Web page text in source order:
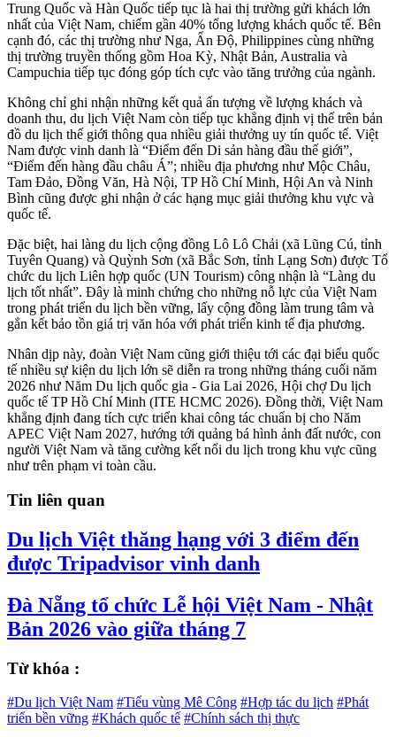
Trung Quốc và Hàn Quốc tiếp tục là hai thị trường gửi khách lớn
nhất của Việt Nam, chiếm gần 40% tổng lượng khách quốc tế. Bên
cạnh đó, các thị trường như Nga, Ấn Độ, Philippines cùng những
thị trường truyền thống gồm Hoa Kỳ, Nhật Bản, Australia và
Campuchia tiếp tục đóng góp tích cực vào tăng trưởng của ngành.
Không chỉ ghi nhận những kết quả ấn tượng về lượng khách và
doanh thu, du lịch Việt Nam còn tiếp tục khẳng định vị thế trên bản
đồ du lịch thế giới thông qua nhiều giải thưởng uy tín quốc tế. Việt
Nam được vinh danh là “Điểm đến Di sản hàng đầu thế giới”,
“Điểm đến hàng đầu châu Á”; nhiều địa phương như Mộc Châu,
Tam Đảo, Đồng Văn, Hà Nội, TP Hồ Chí Minh, Hội An và Ninh
Bình cũng được ghi nhận ở các hạng mục giải thưởng khu vực và
quốc tế.
Đặc biệt, hai làng du lịch cộng đồng Lô Lô Chải (xã Lũng Cú, tỉnh
Tuyên Quang) và Quỳnh Sơn (xã Bắc Sơn, tỉnh Lạng Sơn) được Tổ
chức du lịch Liên hợp quốc (UN Tourism) công nhận là “Làng du
lịch tốt nhất”. Đây là minh chứng cho những nỗ lực của Việt Nam
trong phát triển du lịch bền vững, lấy cộng đồng làm trung tâm và
gắn kết bảo tồn giá trị văn hóa với phát triển kinh tế địa phương.
Nhân dịp này, đoàn Việt Nam cũng giới thiệu tới các đại biểu quốc
tế nhiều sự kiện du lịch lớn sẽ diễn ra trong những tháng cuối năm
2026 như Năm Du lịch quốc gia - Gia Lai 2026, Hội chợ Du lịch
quốc tế TP Hồ Chí Minh (ITE HCMC 2026). Đồng thời, Việt Nam
khẳng định đang tích cực triển khai công tác chuẩn bị cho Năm
APEC Việt Nam 2027, hướng tới quảng bá hình ảnh đất nước, con
người Việt Nam và tăng cường kết nối du lịch trong khu vực cũng
như trên phạm vi toàn cầu.
Tin liên quan
Du lịch Việt thăng hạng với 3 điểm đến
được Tripadvisor vinh danh
Đà Nẵng tổ chức Lễ hội Việt Nam - Nhật
Bản 2026 vào giữa tháng 7
Từ khóa :
#Du lịch Việt Nam #Tiểu vùng Mê Công #Hợp tác du lịch #Phát
triển bền vững #Khách quốc tế #Chính sách thị thực